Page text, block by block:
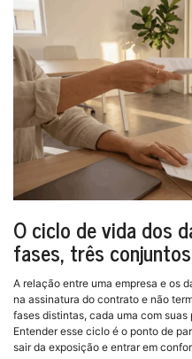
O ciclo de vida dos
fases, três
A relação entre uma empresa e os
na assinatura do contrato e não
fases distintas, cada uma com suas
Entender esse ciclo é o ponto de
sair da exposição e entrar em